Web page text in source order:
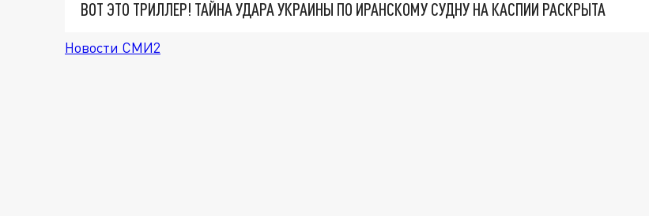
ВОТ ЭТО ТРИЛЛЕР! ТАЙНА УДАРА УКРАИНЫ ПО ИРАНСКОМУ СУДНУ НА КАСПИИ РАСКРЫТА
Новости СМИ2